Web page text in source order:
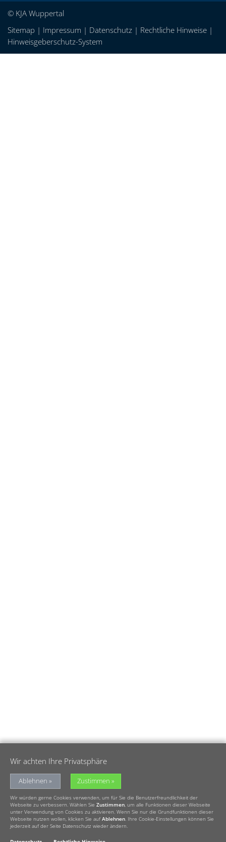
© KJA Wuppertal
Sitemap | Impressum | Datenschutz | Rechtliche Hinweise |
Hinweisgeberschutz-System
Wir achten Ihre Privatsphäre
Ablehnen Zustimmen
Wir würden gerne Cookies verwenden, um für Sie die Benutzerfreundlichkeit der
Webseite zu verbessern. Wählen Sie Zustimmen, um alle Funktionen dieser Webseite
unter Verwendung von Cookies zu aktivieren. Wenn Sie nur die Grundfunktionen dieser
Webseite nutzen wollen, klicken Sie aufAblehnen. Ihre Cookie-Einstellungen können Sie
jederzeit auf der Seite Datenschutz wieder ändern.